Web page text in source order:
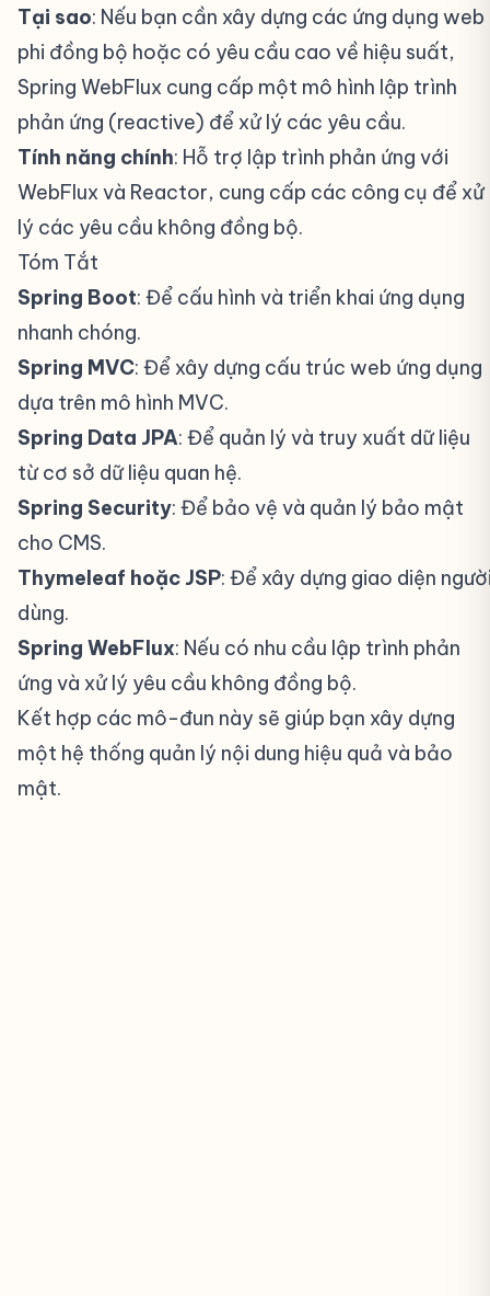
Tại sao: Nếu bạn cần xây dựng các ứng dụng web
phi đồng bộ hoặc có yêu cầu cao về hiệu suất,
Spring WebFlux cung cấp một mô hình lập trình
phản ứng (reactive) để xử lý các yêu cầu.
Tính năng chính: Hỗ trợ lập trình phản ứng với
WebFlux và Reactor, cung cấp các công cụ để xử
lý các yêu cầu không đồng bộ.
Tóm Tắt
Spring Boot: Để cấu hình và triển khai ứng dụng
nhanh chóng.
Spring MVC: Để xây dựng cấu trúc web ứng dụng
dựa trên mô hình MVC.
Spring Data JPA: Để quản lý và truy xuất dữ liệu
từ cơ sở dữ liệu quan hệ.
Spring Security: Để bảo vệ và quản lý bảo mật
cho CMS.
Thymeleaf hoặc JSP: Để xây dựng giao diện
dùng.
Spring WebFlux: Nếu có nhu cầu lập trình phản
ứng và xử lý yêu cầu không đồng bộ.
Kết hợp các mô-đun này sẽ giúp bạn xây dựng
một hệ thống quản lý nội dung hiệu quả và bảo
mật.